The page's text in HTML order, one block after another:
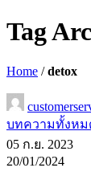
Tag
Home /detox
บทความทั้งหม
05 ก.ย. 2023
20/01/2024